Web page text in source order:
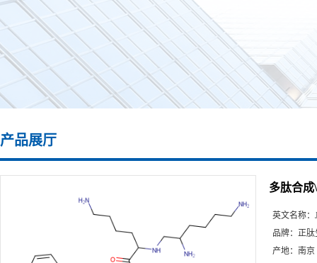
产品展厅
多肽合成
英文名称：
品牌： 正肽
产地： 南京